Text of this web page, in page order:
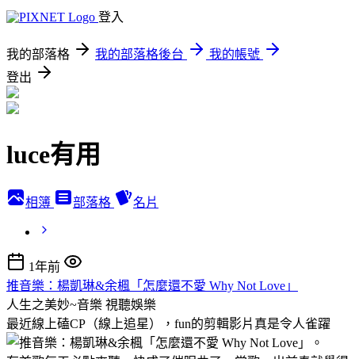
登入
我的部落格 我的部落格後台
我的帳號
登出
luce有用
相簿 部落格 名片
1年前
推音樂：楊凱琳&余楓「怎麼還不愛 Why Not Love」
人生之美妙~音樂 視聽娛樂
最近線上磕CP（線上追星），fun的剪輯影片真是令人雀躍
。